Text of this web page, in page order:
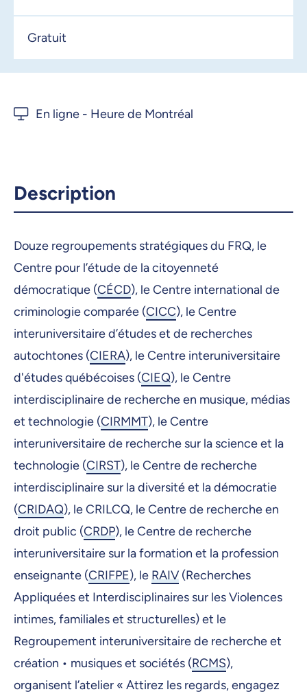
Gratuit
Description
Douze regroupements stratégiques du FRQ, le
Centre pour l’étude de la citoyenneté
démocratique (CÉCD), le Centre international de
criminologie comparée (CICC), le Centre
interuniversitaire d’études et de recherches
autochtones (CIERA), le Centre interuniversitaire
d'études québécoises (CIEQ), le Centre
interdisciplinaire de recherche en musique, médias
et technologie (CIRMMT), le Centre
interuniversitaire de recherche sur la science et la
technologie (CIRST), le Centre de recherche
interdisciplinaire sur la diversité et la démocratie
(CRIDAQ), le CRILCQ, le Centre de recherche en
droit public (CRDP), le Centre de recherche
interuniversitaire sur la formation et la profession
enseignante (CRIFPE), le RAIV (Recherches
Appliquées et Interdisciplinaires sur les Violences
intimes, familiales et structurelles) et le
Regroupement interuniversitaire de recherche et
création • musiques et sociétés (RCMS),
organisent l’atelier « Attirez les regards, engagez